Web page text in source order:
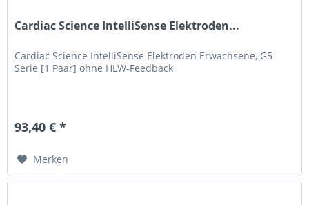
Cardiac Science IntelliSense Elektroden...
Cardiac Science IntelliSense Elektroden Erwachsene, G5
Serie [1 Paar] ohne HLW-Feedback
93,40 € *
Merken